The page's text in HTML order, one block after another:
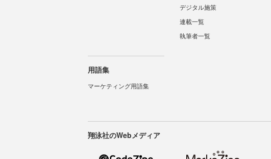
デジタル施策
連載一覧
執筆者一覧
用語集
マーケティング用語集
翔泳社のWebメディア